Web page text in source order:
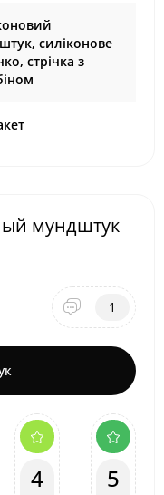
силіконове
стрічка з
мундштук
1
4 5